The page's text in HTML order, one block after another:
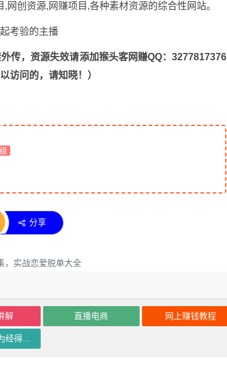
,网创资源, 网赚项目 ,各种素材资源的综合性网站。
传，资源失效请添加猴头客网赚QQ：3277817376
访问的，请知晓！）
分享
解 直播电商 网上赚钱教程
让每个人都成为经得起考验的主播